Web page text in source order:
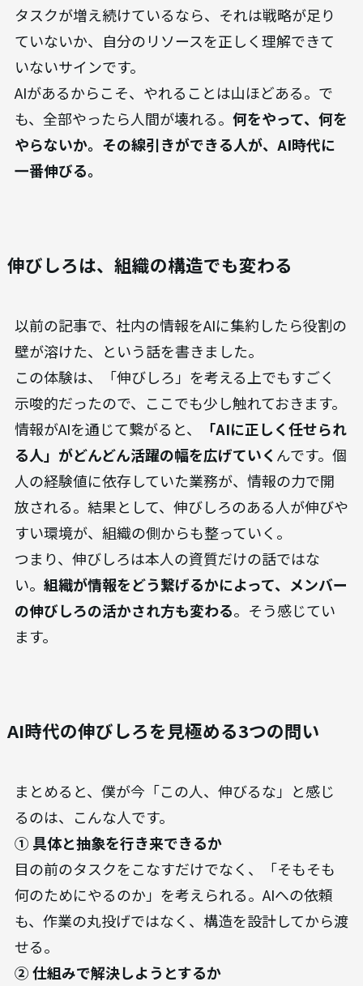
タスクが増え続けているなら、それは戦略が足り
ていないか、自分のリソースを正しく理解できて
いないサインです。
AIがあるからこそ、やれることは山ほどある。で
も、全部やったら人間が壊れる。 何をやって、何を
やらないか。その線引きができる人が、AI時代に
一番伸びる。
伸びしろは、組織の構造でも変わる
以前の記事で、社内の情報をAIに集約したら役割の
壁が溶けた、という話を書きました。
この体験は、「伸びしろ」を考える上でもすごく
示唆的だったので、ここでも少し触れておきます。
情報がAIを通じて繋がると、
「AIに正しく任せられ
る人」がどんどん活躍の幅を広げていく んです。個
人の経験値に依存していた業務が、情報の力で開
放される。結果として、伸びしろのある人が伸びや
すい環境が、組織の側からも整っていく。
つまり、伸びしろは本人の資質だけの話ではな
い。 組織が情報をどう繋げるかによって、メンバー
の伸びしろの活かされ方も変わる。そう感じてい
ます。
AI時代の伸びしろを見極める3つの問い
まとめると、僕が今「この人、伸びるな」と感じ
るのは、こんな人です。
① 具体と抽象を行き来できるか
目の前のタスクをこなすだけでなく、「そもそも
何のためにやるのか」を考えられる。AIへの依頼
も、作業の丸投げではなく、構造を設計してから渡
せる。
② 仕組みで解決しようとするか